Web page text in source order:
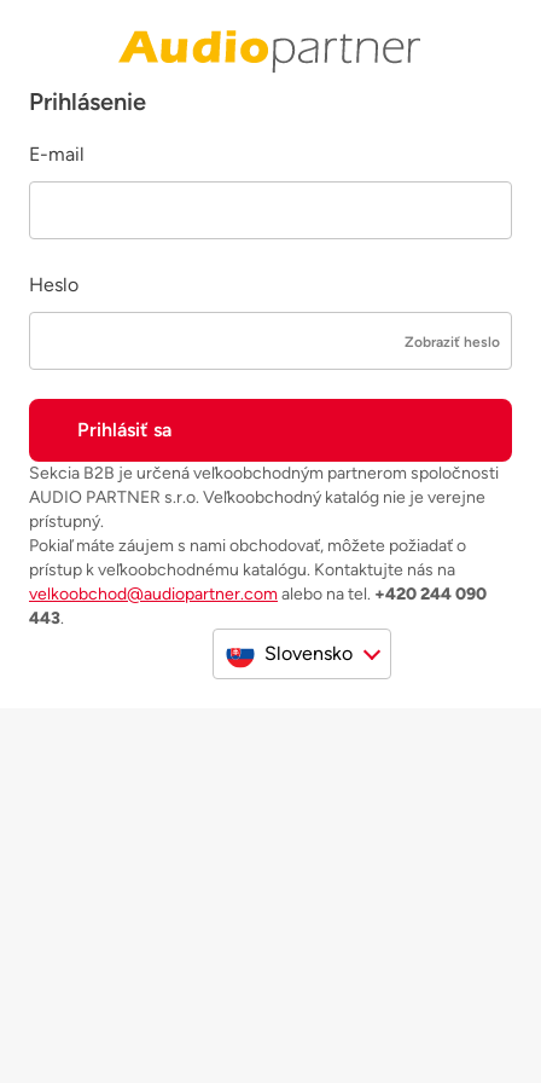
Prihlásenie
E-mail
Heslo
Zobraziť heslo
Sekcia B2B je určená veľkoobchodným partnerom spoločnosti
AUDIO PARTNER s.r.o. Veľkoobchodný katalóg nie je verejne
prístupný.
Pokiaľ máte záujem s nami obchodovať, môžete požiadať o
prístup k veľkoobchodnému katalógu. Kontaktujte nás na
velkoobchod@audiopartner.comalebo na tel. +420 244 090
443.
Slovensko